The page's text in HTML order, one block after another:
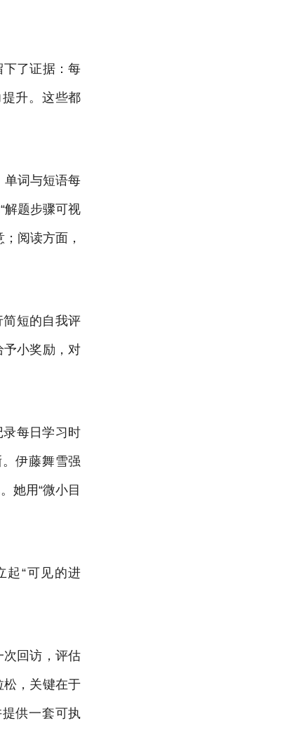
了证据：每
升。这些都
单词与短语每
解题步骤可视
阅读方面，
简短的自我评
小奖励，对
录每日学习时
伊藤舞雪强
她用“微小目
起“可见的进
回访，评估
，关键在于
供一套可执